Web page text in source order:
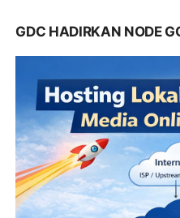
GDC HADIRKAN NODE